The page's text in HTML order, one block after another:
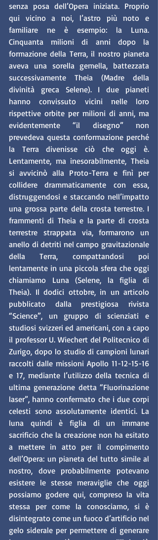
senza posa dell’Opera iniziata. Proprio
qui vicino a noi, l’astro più noto e
familiare ne è esempio: la Luna.
Cinquanta milioni di anni dopo la
formazione della Terra, il nostro pianeta
aveva una sorella gemella, battezzata
successivamente Theia (Madre della
divinità greca Selene). I due pianeti
hanno convissuto vicini nelle loro
rispettive orbite per milioni di anni, ma
evidentemente “il disegno” non
prevedeva questa conformazione perché
la Terra divenisse ciò che oggi è.
Lentamente, ma inesorabilmente, Theia
si avvicinò alla Proto-Terra e finì per
collidere drammaticamente con essa,
distruggendosi e staccando nell’impatto
una grossa parte della crosta terrestre. I
frammenti di Theia e la parte di crosta
terrestre strappata via, formarono un
anello di detriti nel campo gravitazionale
della Terra, compattandosi poi
lentamente in una piccola sfera che oggi
chiamiamo Luna (Selene, la figlia di
Theia). Il dodici ottobre, in un articolo
pubblicato dalla prestigiosa rivista
“Science”, un gruppo di scienziati e
studiosi svizzeri ed americani, con a capo
il professor U. Wiechert del Politecnico di
Zurigo, dopo lo studio di campioni lunari
raccolti dalle missioni Apollo 11-12-15-16
e 17, mediante l’utilizzo della tecnica di
ultima generazione detta “Fluorinazione
laser”, hanno confermato che i due corpi
celesti sono assolutamente identici. La
luna quindi è figlia di un immane
sacrificio che la creazione non ha esitato
a mettere in atto per il compimento
dell’Opera: un pianeta del tutto simile al
nostro, dove probabilmente potevano
esistere le stesse meraviglie che oggi
possiamo godere qui, compreso la vita
stessa per come la conosciamo, si è
disintegrato come un fuoco d’artificio nel
gelo siderale per permettere di generare